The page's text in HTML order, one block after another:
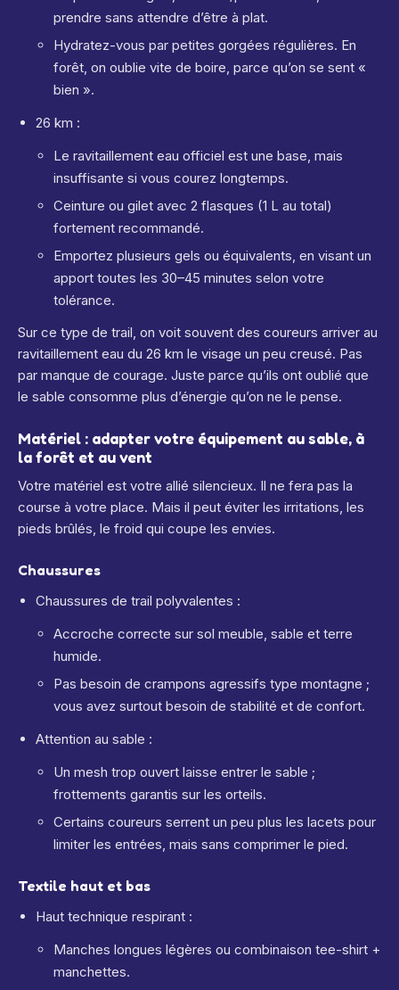
prendre sans attendre d’être à plat.
Hydratez-vous par petites gorgées régulières. En
forêt, on oublie vite de boire, parce qu’on se sent «
bien ».
26 km :
Le ravitaillement eau officiel est une base, mais
insuffisante si vous courez longtemps.
Ceinture ou gilet avec 2 flasques (1 L au total)
fortement recommandé.
Emportez plusieurs gels ou équivalents, en visant un
apport toutes les 30–45 minutes selon votre
tolérance.
Sur ce type de trail, on voit souvent des coureurs arriver au
ravitaillement eau du 26 km le visage un peu creusé. Pas
par manque de courage. Juste parce qu’ils ont oublié que
le sable consomme plus d’énergie qu’on ne le pense.
Matériel : adapter votre équipement au sable, à
la forêt et au vent
Votre matériel est votre allié silencieux. Il ne fera pas la
course à votre place. Mais il peut éviter les irritations, les
pieds brûlés, le froid qui coupe les envies.
Chaussures
Chaussures de trail polyvalentes :
Accroche correcte sur sol meuble, sable et terre
humide.
Pas besoin de crampons agressifs type montagne ;
vous avez surtout besoin de stabilité et de confort.
Attention au sable :
Un mesh trop ouvert laisse entrer le sable ;
frottements garantis sur les orteils.
Certains coureurs serrent un peu plus les lacets pour
limiter les entrées, mais sans comprimer le pied.
Textile haut et bas
Haut technique respirant :
Manches longues légères ou combinaison tee-shirt +
manchettes.